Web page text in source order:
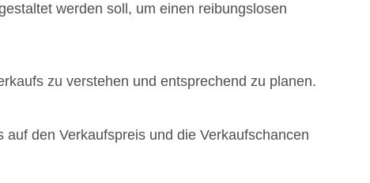
werden soll, um einen reibungslosen
zu verstehen und entsprechend zu planen.
den Verkaufspreis und die Verkaufschancen